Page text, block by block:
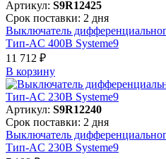
Артикул: S9R12425
Срок поставки: 2 дня
Выключатель
Тип-AC 400В Systeme9
11 712 ₽
В корзинy
Артикул: S9R12240
Срок поставки: 2 дня
Выключатель
Тип-AC 230В Systeme9